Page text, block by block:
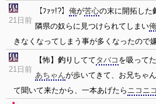
21日前
【ﾌｧｯ!?】 俺が苦心の末に開拓した
隣県の奴らに見つけられてしまい俺
きなくなってしまう事が多くなったので
21日前
【怖】 釣り しててタバコ を吸って
あちゃんが歩いてきて、お兄ちゃん
て聞いて来たから、一本あげたら ニコニコ